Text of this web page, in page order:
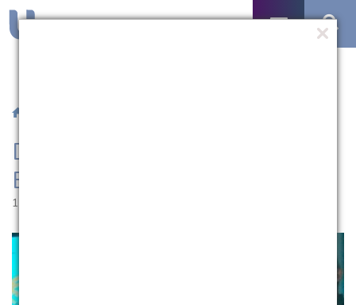
Dia Anec debate rumos para a
Educação Católica
11.03.2017 | 13:21